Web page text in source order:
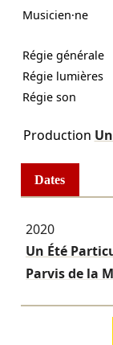
Musicien·ne
Régie générale
Régie lumières
Régie son
Production
Dates
2020
Un Été
Parvis de la